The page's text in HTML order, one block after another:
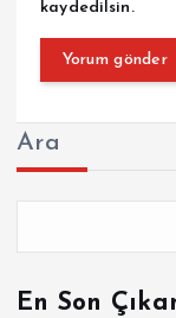
kaydedilsin.
Ara
En Son